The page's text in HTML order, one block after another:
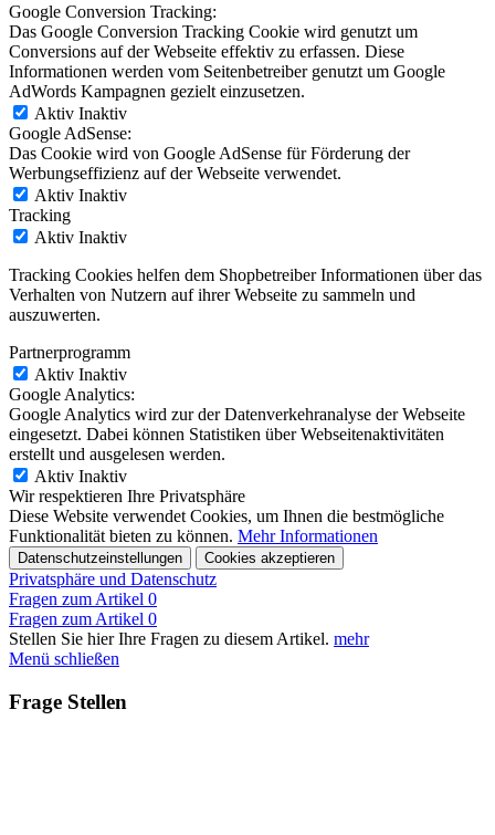
Google Conversion Tracking:
Das Google Conversion Tracking Cookie wird genutzt um
Conversions auf der Webseite effektiv zu erfassen. Diese
Informationen werden vom Seitenbetreiber genutzt um Google
AdWords Kampagnen gezielt einzusetzen.
Aktiv Inaktiv
Google AdSense:
Das Cookie wird von Google AdSense für Förderung der
Werbungseffizienz auf der Webseite verwendet.
Aktiv Inaktiv
Tracking
Aktiv Inaktiv
Tracking Cookies helfen dem Shopbetreiber Informationen über das
Verhalten von Nutzern auf ihrer Webseite zu sammeln und
auszuwerten.
Partnerprogramm
Aktiv Inaktiv
Google Analytics:
Google Analytics wird zur der Datenverkehranalyse der Webseite
eingesetzt. Dabei können Statistiken über Webseitenaktivitäten
erstellt und ausgelesen werden.
Aktiv Inaktiv
Wir respektieren Ihre Privatsphäre
Diese Website verwendet Cookies, um Ihnen die bestmögliche
Funktionalität bieten zu können. Mehr Informationen
Datenschutzeinstellungen Cookies akzeptieren
Privatsphäre und Datenschutz
Fragen zum Artikel 0
Fragen zum Artikel 0
Stellen Sie hier Ihre Fragen zu diesem Artikel. mehr
Menü schließen
Frage Stellen